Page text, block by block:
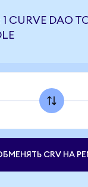
1 CURVE DAO
CRV НА